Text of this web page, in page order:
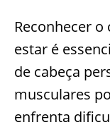
Reconhecer
estar é
de cabeça
musculares
enfrenta